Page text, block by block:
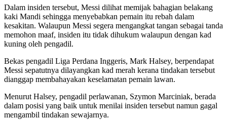
Dalam insiden tersebut, Messi dilihat memijak bahagian belakang
kaki Mandi sehingga menyebabkan pemain itu rebah dalam
kesakitan. Walaupun Messi segera mengangkat tangan sebagai tanda
memohon maaf, insiden itu tidak dihukum walaupun dengan kad
kuning oleh pengadil.
Bekas pengadil Liga Perdana Inggeris, Mark Halsey, berpendapat
Messi sepatutnya dilayangkan kad merah kerana tindakan tersebut
dianggap membahayakan keselamatan pemain lawan.
Menurut Halsey, pengadil perlawanan, Szymon Marciniak, berada
dalam posisi yang baik untuk menilai insiden tersebut namun gagal
mengambil tindakan sewajarnya.